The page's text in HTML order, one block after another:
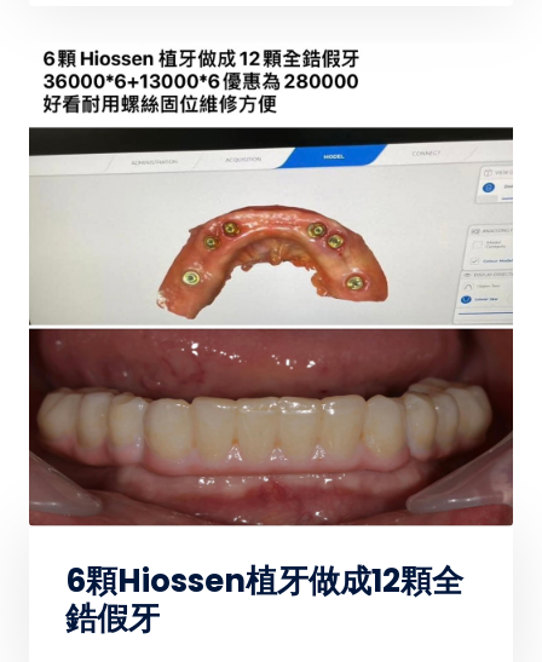
6顆Hiossen植牙做成12顆全
鋯假牙